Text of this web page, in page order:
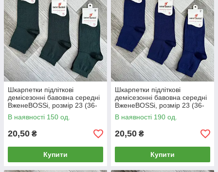
Шкарпетки підліткові
демісезонні бавовна середні
ВженеBOSSі, розмір 23 (36-
38), темно-зелені, 012835
В наявності 150 од.
20,50 ₴
Купити
Шкарпетки підліткові
демісезонні бавовна середні
ВженеBOSSі, розмір 23 (36-
38), сині-індиго, 012836
В наявності 190 од.
20,50 ₴
Купити